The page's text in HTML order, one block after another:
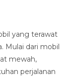
yang terawat
Mulai dari mobil
mewah,
perjalanan